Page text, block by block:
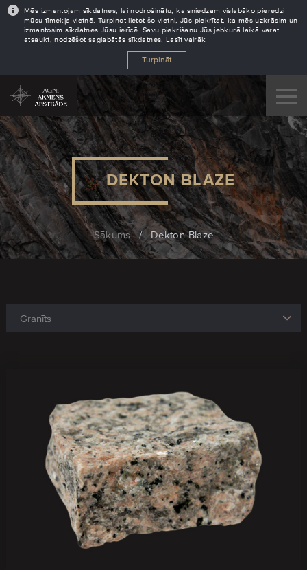
Mēs izmantojam sīkdatnes, lai nodrošinātu, ka sniedzam vislabāko pieredzi
mūsu tīmekļa vietnē. Turpinot lietot šo vietni, Jūs piekrītat, ka mēs uzkrāsim un
izmantosim sīkdatnes Jūsu ierīcē. Savu piekrišanu Jūs jebkurā laikā varat
atsaukt, nodzēšot saglabātās sīkdatnes. Lasīt vairāk
Turpināt
DEKTON BLAZE
Sākums / Dekton Blaze